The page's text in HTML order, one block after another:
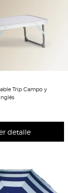
Trip Campo y
detalle